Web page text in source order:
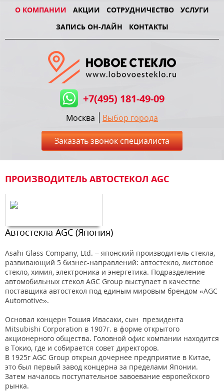
О КОМПАНИИ АКЦИИ СОТРУДНИЧЕСТВО
УСЛУГИ
ЗАПИСЬ ОН-ЛАЙН
КОНТАКТЫ
+7(495) 181-49-09
Москва Выбор города
Заказать звонок специалиста
ПРОИЗВОДИТЕЛЬ АВТОСТЕКОЛ AGC
Автостекла AGC (Япония)
Asahi Glass Company, Ltd. – японский производитель стекла,
развивающий 5 бизнес-направлений: автостекло, листовое
стекло, химия, электроника и энергетика. Подразделение
автомобильных стекол AGC Group выступает в качестве
поставщика автостекол под единым мировым брендом «AGC
Automotive».
Основал концерн Тошия Ивасаки, сын президента
Mitsubishi Corporation в 1907г. в форме открытого
акционерного общества. Головной офис компании находится
в Токио, где и собирается совет директоров.
В 1925г AGC Group открыл дочернее предприятие в Китае,
это был первый завод концерна за пределами Японии.
Затем началось поступательное завоевание европейского
рынка.